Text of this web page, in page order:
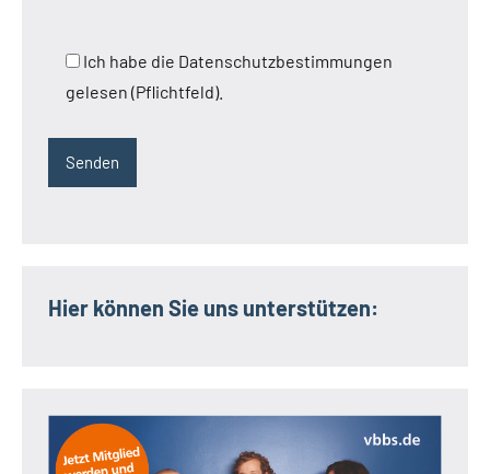
Ich habe die Datenschutzbestimmungen
gelesen (Pflichtfeld).
Hier können Sie uns unterstützen: